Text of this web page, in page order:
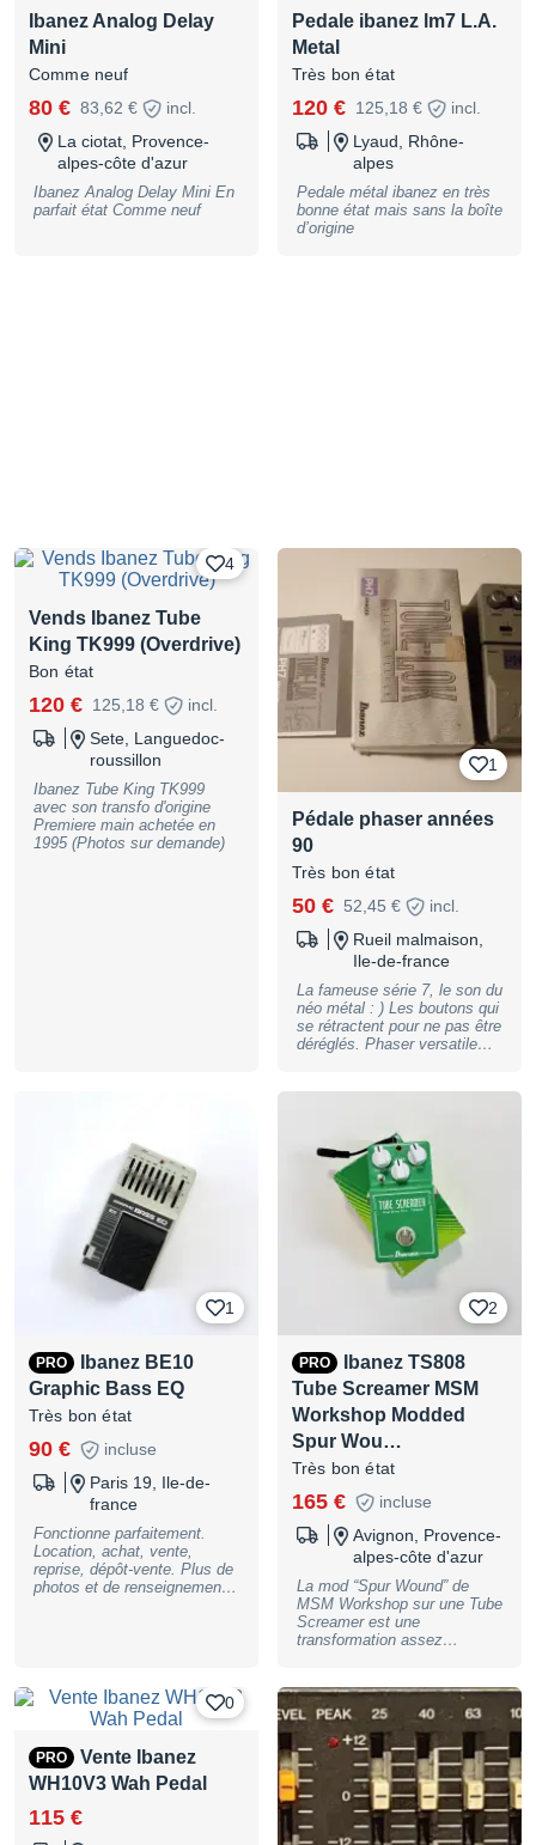
Ibanez Analog Delay
Mini
Comme neuf
80 € 83,62 €
incl.
La ciotat, Provence-
alpes-côte d'azur
Ibanez Analog Delay Mini En
parfait état Comme neuf
Pedale ibanez lm7 L.A.
Metal
Très bon état
120 € 125,18 €
incl.
Lyaud, Rhône-
alpes
Pedale métal ibanez en très
bonne état mais sans la boîte
d’origine
4
Vends Ibanez Tube
King TK999 (Overdrive)
Bon état
120 € 125,18 €
incl.
Sete, Languedoc-
roussillon
Ibanez Tube King TK999
avec son transfo d'origine
Premiere main achetée en
1995 (Photos sur demande)
1
Pédale phaser années
90
Très bon état
50 € 52,45 €
incl.
Rueil malmaison,
Ile-de-france
La fameuse série 7, le son du
néo métal : ) Les boutons qui
se rétractent pour ne pas être
déréglés. Phaser versatile
1
PRO
Ibanez BE10
Graphic Bass EQ
Très bon état
90 €
incluse
Paris 19, Ile-de-
france
Fonctionne parfaitement.
Location, achat, vente,
reprise, dépôt-vente. Plus de
photos et de renseignements
BASSNGUITAR
2
PRO
Ibanez TS808
Tube Screamer MSM
Workshop Modded
Spur Wou…
Très bon état
165 €
incluse
Avignon, Provence-
alpes-côte d'azur
La mod “Spur Wound” de
MSM Workshop sur une Tube
Screamer est une
transformation assez
elle inclut un upgrade des
composants, parfois un
changement d’op-amp, et
l’ajout de switches (bass
boost, clipping) permettant de
modifier profondément le
caractère du drive. Résultat,
on obtient plus de gain, des
basses mieux présentes, un
0
PRO
Vente Ibanez
WH10V3 Wah Pedal
115 €